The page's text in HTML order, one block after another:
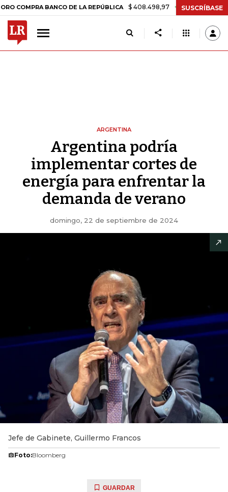
BANCO DE LA REPÚBLICA $ 408.498,97 +$ 8.753,81 +2,19%
SUSCRÍBASE
ARGENTINA
Argentina podría
implementar cortes de
energía para enfrentar la
demanda de verano
domingo, 22 de septiembre de 2024
Jefe de Gabinete, Guillermo Francos
Foto:Bloomberg
GUARDAR